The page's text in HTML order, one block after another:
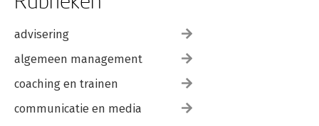
advisering
algemeen management
coaching en trainen
communicatie en media